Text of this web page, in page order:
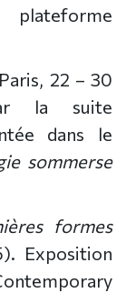
22 – 30
la suite
dans le
sommerse
formes
Exposition